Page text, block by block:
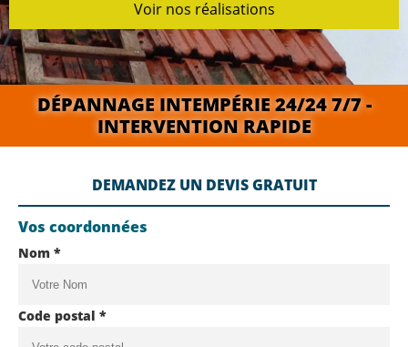
Voir nos réalisations
DÉPANNAGE INTEMPÉRIE 24/24 7/7 -
INTERVENTION RAPIDE
DEMANDEZ UN DEVIS GRATUIT
Vos coordonnées
Nom *
Code postal *